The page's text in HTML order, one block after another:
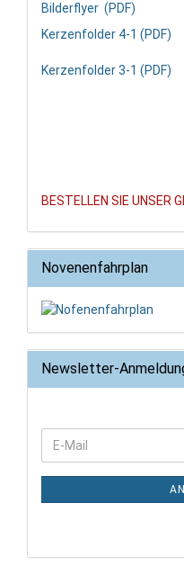
Bilderflyer (PDF)
Kerzenfolder 4-1 (PDF)
Kerzenfolder 3-1 (PDF)
BESTELLEN SIE UNSER
Novenenfahrplan
Newsletter-
WEITER
ZUR
NEWSLETTER-
E-
Mail